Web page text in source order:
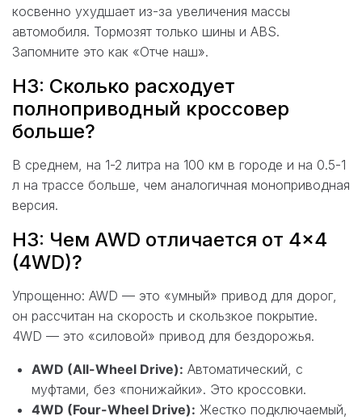
косвенно ухудшает из-за увеличения массы
автомобиля. Тормозят только шины и ABS.
Запомните это как «Отче наш».
H3: Сколько расходует
полноприводный кроссовер
больше?
В среднем, на 1-2 литра на 100 км в городе и на 0.5-1
л на трассе больше, чем аналогичная моноприводная
версия.
H3: Чем AWD отличается от 4×4
(4WD)?
Упрощенно: AWD — это «умный» привод для дорог,
он рассчитан на скорость и скользкое покрытие.
4WD — это «силовой» привод для бездорожья.
AWD (All-Wheel Drive): Автоматический, с
муфтами, без «понижайки». Это кроссовки.
4WD (Four-Wheel Drive): Жестко подключаемый,